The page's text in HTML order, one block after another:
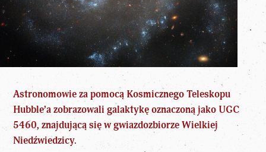
Astronomowie za pomocą Kosmicznego Teleskopu
Hubble’a zobrazowali galaktykę oznaczoną jako UGC
5460, znajdującą się wgwiazdozbiorzeWielkiej
Niedźwiedzicy.